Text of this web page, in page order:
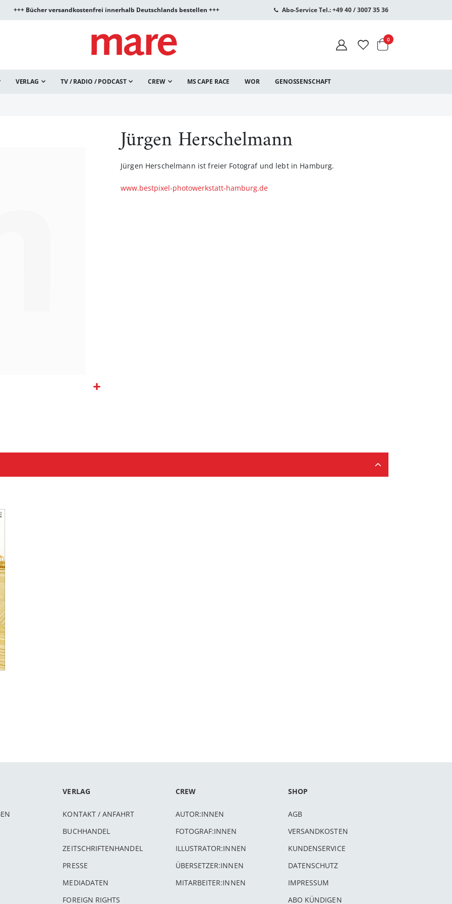
+++ Bücher versandkostenfrei innerhalb Deutschlands bestellen +++ Abo-Service Tel.: +49 40 / 3007 35 36
Warenkorb
0Artikel
VERLAG TV / RADIO / PODCAST CREW MS CAPE RACE WOR GENOSSENSCHAFT
Jürgen Herschelmann
Jürgen Herschelmann ist freier Fotograf und lebt in Hamburg.
www.bestpixel-photowerkstatt-hamburg.de
VERLAG
KONTAKT / ANFAHRT
BUCHHANDEL
ZEITSCHRIFTENHANDEL
PRESSE
MEDIADATEN
FOREIGN RIGHTS
CREW
AUTOR:INNEN
FOTOGRAF:INNEN
ILLUSTRATOR:INNEN
ÜBERSETZER:INNEN
MITARBEITER:INNEN
SHOP
AGB
VERSANDKOSTEN
KUNDENSERVICE
DATENSCHUTZ
IMPRESSUM
ABO KÜNDIGEN